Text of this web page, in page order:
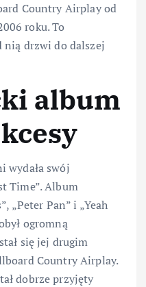
Country Airplay od
roku. To
nią drzwi do dalszej
album
wydała swój
Time”. Album
„Peter Pan” i „Yeah
ogromną
się jej drugim
Country Airplay.
dobrze przyjęty